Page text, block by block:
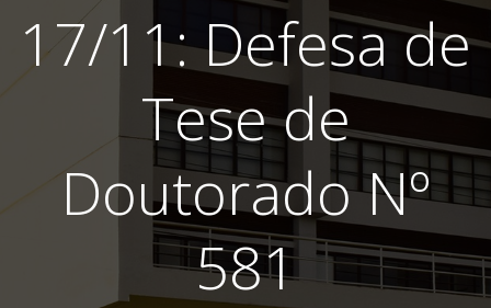
17/11: Defesa de
Tese de
Doutorado Nº
581